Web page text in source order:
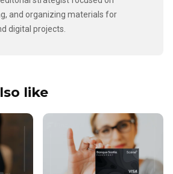
and organizing materials for
digital projects.
like